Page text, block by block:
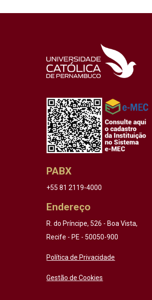
PABX
+55 81 2119-4000
Endereço
R. do Príncipe, 526 - Boa Vista,
Recife - PE - 50050-900
Política de Privacidade
Gestão de Cookies